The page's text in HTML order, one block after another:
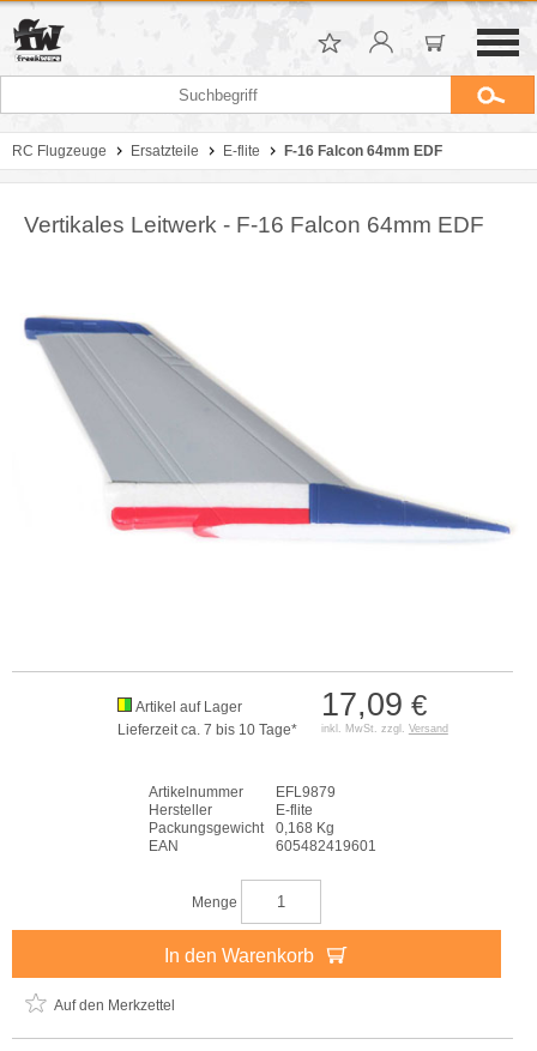
RC Flugzeuge Ersatzteile E-flite F-16 Falcon 64mm EDF
Vertikales Leitwerk - F-16 Falcon 64mm EDF
17,09 €
inkl. MwSt. zzgl. Versand
Artikel auf Lager
Lieferzeit ca. 7 bis 10 Tage*
Artikelnummer
EFL9879
Hersteller
E-flite
Packungsgewicht
0,168 Kg
EAN
605482419601
Menge
In den Warenkorb
Auf den Merkzettel